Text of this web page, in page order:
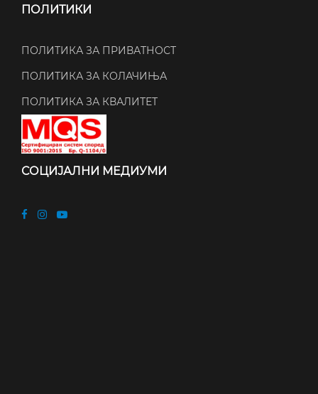
ПОЛИТИКИ
ПОЛИТИКА ЗА ПРИВАТНОСТ
ПОЛИТИКА ЗА КОЛАЧИЊА
ПОЛИТИКА ЗА КВАЛИТЕТ
СОЦИЈАЛНИ МЕДИУМИ